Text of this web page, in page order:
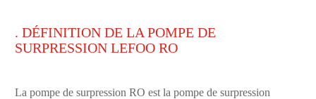
. DÉFINITION DE LA POMPE DE
SURPRESSION LEFOO RO
La pompe de surpression RO est la pompe de surpression